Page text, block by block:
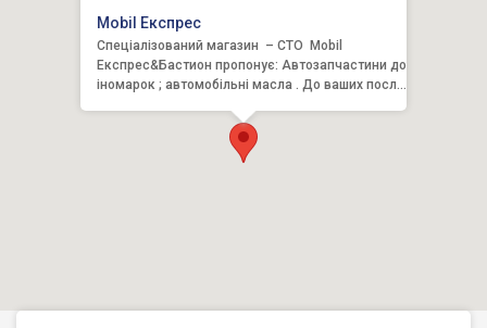
Mobil Експрес
Спеціалізований магазин – СТО Mobil
Експрес&Бастион пропонує: Автозапчастини до
іномарок ; автомобільні масла . До ваших послу